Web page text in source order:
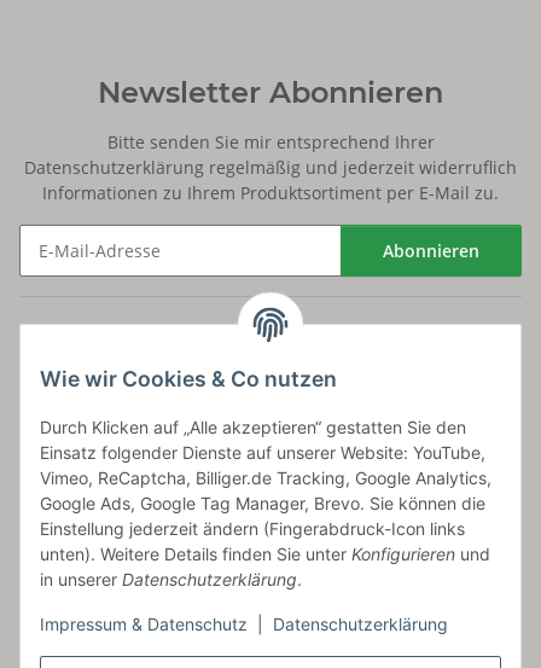
Wie wir Cookies & Co nutzen
Durch Klicken auf „Alle akzeptieren“ gestatten Sie den
Einsatz folgender Dienste auf unserer Website: YouTube,
Vimeo, ReCaptcha, Billiger.de Tracking, Google Analytics,
Google Ads, Google Tag Manager, Brevo. Sie können die
Einstellung jederzeit ändern (Fingerabdruck-Icon links
unten). Weitere Details finden Sie unter Konfigurieren und
in unserer Datenschutzerklärung.
Impressum & Datenschutz Datenschutzerklärung
Newsletter Abonnieren
Bitte senden Sie mir entsprechend Ihrer
Datenschutzerklärung regelmäßig und jederzeit widerruflich
Informationen zu Ihrem Produktsortiment per E-Mail zu.
Abonnieren
Artikelinformationen
Frieslandstr. 44 | 26446 Reepsholt
Fon 04468-9479855-0 | Fax -9